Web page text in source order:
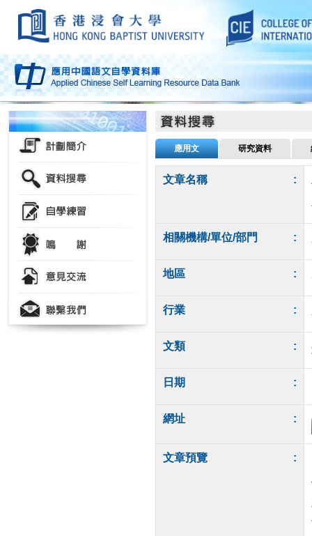
應用文 研究資料
文章名稱 :
相關機構/單位/部門 :
地區 :
行業 :
文類 :
日期 :
網址 :
文章預覽 :